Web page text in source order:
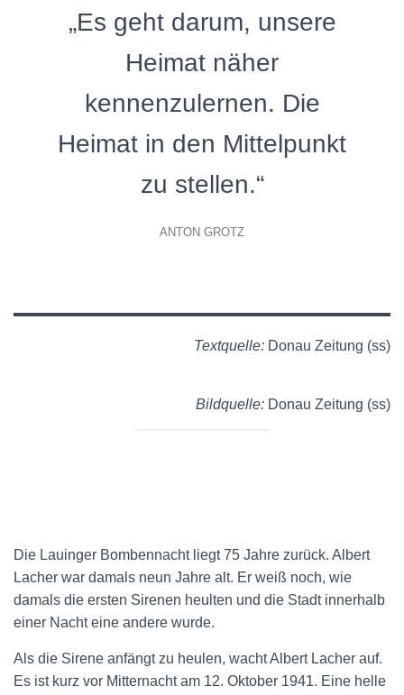
„Es geht darum, unsere
Heimat näher
kennenzulernen. Die
Heimat in den Mittelpunkt
zu stellen.“
ANTON GROTZ
Textquelle: Donau Zeitung (ss)
Bildquelle: Donau Zeitung (ss)
Die Lauinger Bombennacht liegt 75 Jahre zurück. Albert
Lacher war damals neun Jahre alt. Er weiß noch, wie
damals die ersten Sirenen heulten und die Stadt innerhalb
einer Nacht eine andere wurde.
Als die Sirene anfängt zu heulen, wacht Albert Lacher auf.
Es ist kurz vor Mitternacht am 12. Oktober 1941. Eine helle